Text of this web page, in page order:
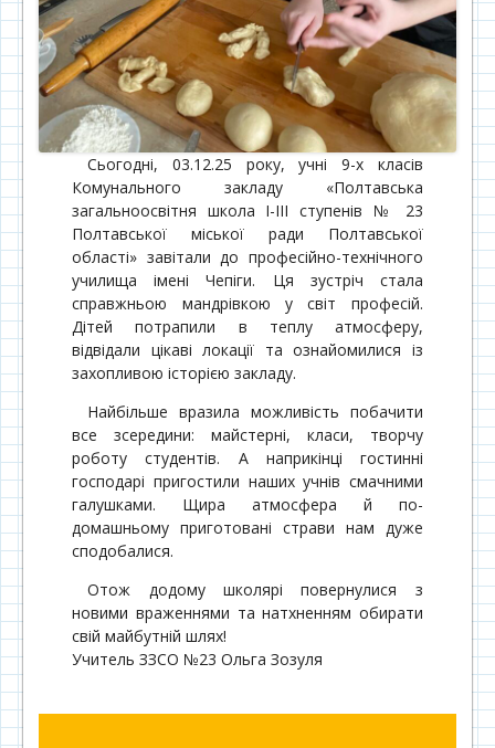
Сьогодні, 03.12.25 року, учні 9-х класів
Комунального закладу «Полтавська
загальноосвітня школа І-ІІІ ступенів № 23
Полтавської міської ради Полтавської
області» завітали до професійно-технічного
училища імені Чепіги. Ця зустріч стала
справжньою мандрівкою у світ професій.
Дітей потрапили в теплу атмосферу,
відвідали цікаві локації та ознайомилися із
захопливою історією закладу.
Найбільше вразила можливість побачити
все зсередини: майстерні, класи, творчу
роботу студентів. А наприкінці гостинні
господарі пригостили наших учнів смачними
галушками. Щира атмосфера й по-
домашньому приготовані страви нам дуже
сподобалися.
Отож додому школярі повернулися з
новими враженнями та натхненням обирати
свій майбутній шлях!
Учитель ЗЗСО №23 Ольга Зозуля